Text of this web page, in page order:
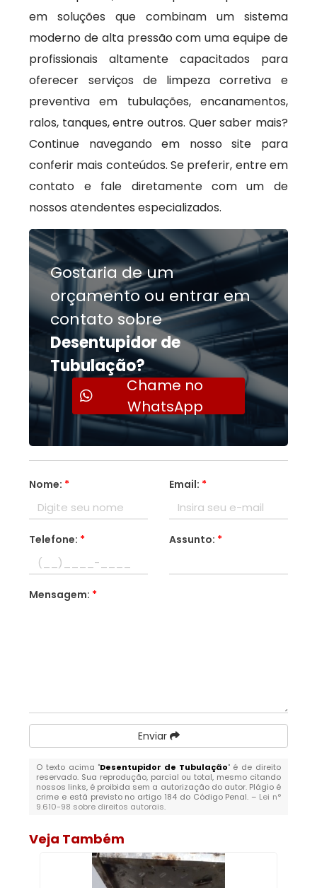
em soluções que combinam um sistema
moderno de alta pressão com uma equipe de
profissionais altamente capacitados para
oferecer serviços de limpeza corretiva e
preventiva em tubulações, encanamentos,
ralos, tanques, entre outros. Quer saber mais?
Continue navegando em nosso site para
conferir mais conteúdos. Se preferir, entre em
contato e fale diretamente com um de
nossos atendentes especializados.
Gostaria de um
orçamento ou entrar em
contato sobre
Desentupidor de
Tubulação?
Chame no
WhatsApp
Nome: * Email: *
Telefone: * Assunto: *
Mensagem: *
Enviar
O texto acima "Desentupidor de Tubulação" é de direito
reservado. Sua reprodução, parcial ou total, mesmo citando
nossos links, é proibida sem a autorização do autor. Plágio é
crime e está previsto no artigo 184 do Código Penal. – Lei n°
9.610-98 sobre direitos autorais.
Veja Também